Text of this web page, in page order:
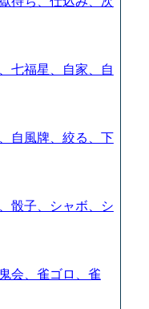
七福星、自家、自
自風牌、絞る、下
骰子、シャボ、シ
会、雀ゴロ、雀